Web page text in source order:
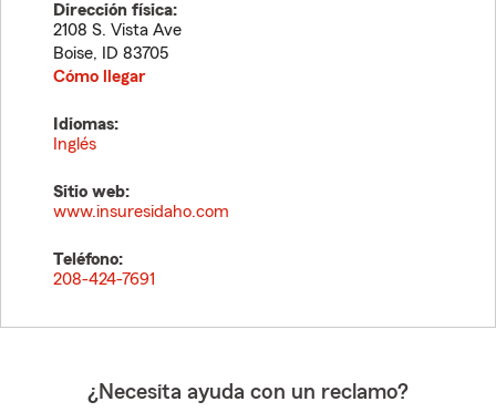
Dirección física:
2108 S. Vista Ave
Boise, ID 83705
Cómo llegar
Idiomas:
Inglés
Sitio web:
www.insuresidaho.com
Teléfono:
208-424-7691
¿Necesita ayuda con un reclamo?